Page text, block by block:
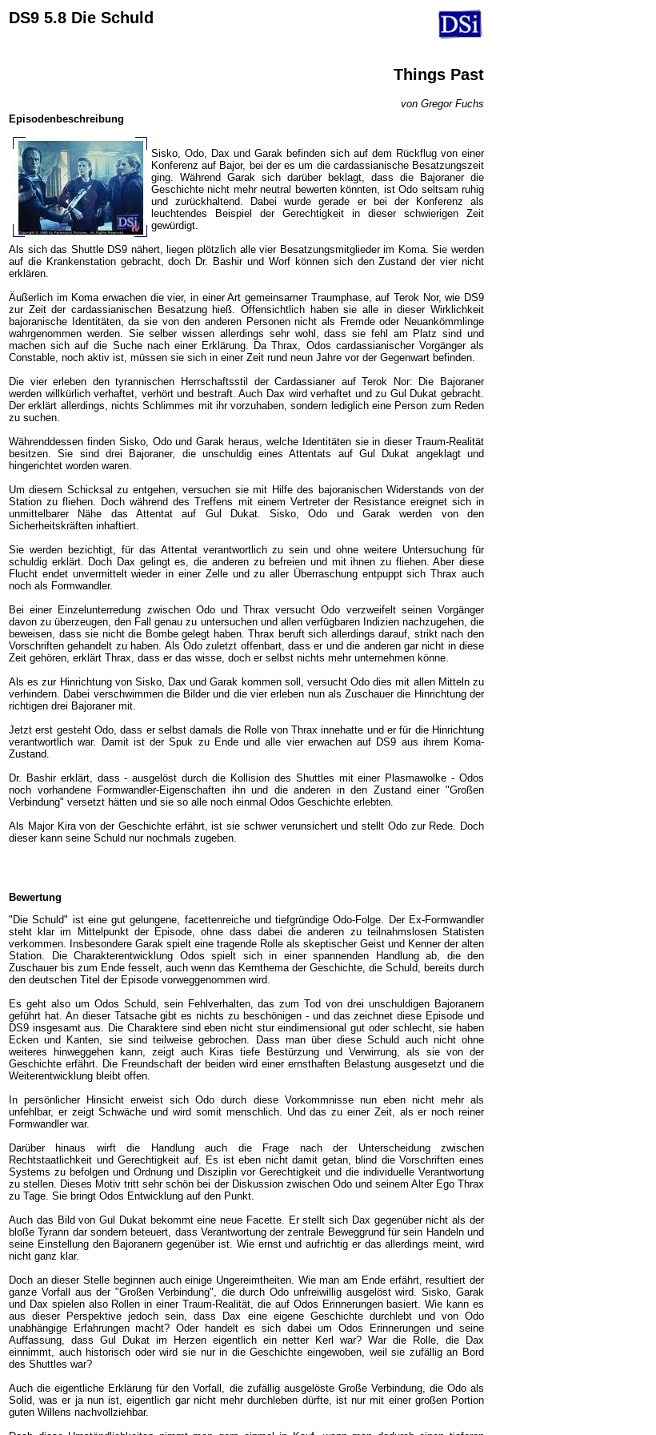
DS9 5.8 Die Schuld
Things Past
von Gregor Fuchs
Episodenbeschreibung
Sisko, Odo, Dax und Garak befinden sich auf dem Rückflug von einer
Konferenz auf Bajor, bei der es um die cardassianische Besatzungszeit
ging. Während Garak sich darüber beklagt, dass die Bajoraner die
Geschichte nicht mehr neutral bewerten könnten, ist Odo seltsam ruhig
und zurückhaltend. Dabei wurde gerade er bei der Konferenz als
leuchtendes Beispiel der Gerechtigkeit in dieser schwierigen Zeit
gewürdigt.
Als sich das Shuttle DS9 nähert, liegen plötzlich alle vier Besatzungsmitglieder im Koma. Sie werden
auf die Krankenstation gebracht, doch Dr. Bashir und Worf können sich den Zustand der vier nicht
erklären.
Äußerlich im Koma erwachen die vier, in einer Art gemeinsamer Traumphase, auf Terok Nor, wie DS9
zur Zeit der cardassianischen Besatzung hieß. Offensichtlich haben sie alle in dieser Wirklichkeit
bajoranische Identitäten, da sie von den anderen Personen nicht als Fremde oder Neuankömmlinge
wahrgenommen werden. Sie selber wissen allerdings sehr wohl, dass sie fehl am Platz sind und
machen sich auf die Suche nach einer Erklärung. Da Thrax, Odos cardassianischer Vorgänger als
Constable, noch aktiv ist, müssen sie sich in einer Zeit rund neun Jahre vor der Gegenwart befinden.
Die vier erleben den tyrannischen Herrschaftsstil der Cardassianer auf Terok Nor: Die Bajoraner
werden willkürlich verhaftet, verhört und bestraft. Auch Dax wird verhaftet und zu Gul Dukat gebracht.
Der erklärt allerdings, nichts Schlimmes mit ihr vorzuhaben, sondern lediglich eine Person zum Reden
zu suchen.
Währenddessen finden Sisko, Odo und Garak heraus, welche Identitäten sie in dieser Traum-Realität
besitzen. Sie sind drei Bajoraner, die unschuldig eines Attentats auf Gul Dukat angeklagt und
hingerichtet worden waren.
Um diesem Schicksal zu entgehen, versuchen sie mit Hilfe des bajoranischen Widerstands von der
Station zu fliehen. Doch während des Treffens mit einem Vertreter der Resistance ereignet sich in
unmittelbarer Nähe das Attentat auf Gul Dukat. Sisko, Odo und Garak werden von den
Sicherheitskräften inhaftiert.
Sie werden bezichtigt, für das Attentat verantwortlich zu sein und ohne weitere Untersuchung für
schuldig erklärt. Doch Dax gelingt es, die anderen zu befreien und mit ihnen zu fliehen. Aber diese
Flucht endet unvermittelt wieder in einer Zelle und zu aller Überraschung entpuppt sich Thrax auch
noch als Formwandler.
Bei einer Einzelunterredung zwischen Odo und Thrax versucht Odo verzweifelt seinen Vorgänger
davon zu überzeugen, den Fall genau zu untersuchen und allen verfügbaren Indizien nachzugehen, die
beweisen, dass sie nicht die Bombe gelegt haben. Thrax beruft sich allerdings darauf, strikt nach den
Vorschriften gehandelt zu haben. Als Odo zuletzt offenbart, dass er und die anderen gar nicht in diese
Zeit gehören, erklärt Thrax, dass er das wisse, doch er selbst nichts mehr unternehmen könne.
Als es zur Hinrichtung von Sisko, Dax und Garak kommen soll, versucht Odo dies mit allen Mitteln zu
verhindern. Dabei verschwimmen die Bilder und die vier erleben nun als Zuschauer die Hinrichtung der
richtigen drei Bajoraner mit.
Jetzt erst gesteht Odo, dass er selbst damals die Rolle von Thrax innehatte und er für die Hinrichtung
verantwortlich war. Damit ist der Spuk zu Ende und alle vier erwachen auf DS9 aus ihrem Koma-
Zustand.
Dr. Bashir erklärt, dass - ausgelöst durch die Kollision des Shuttles mit einer Plasmawolke - Odos
noch vorhandene Formwandler-Eigenschaften ihn und die anderen in den Zustand einer "Großen
Verbindung" versetzt hätten und sie so alle noch einmal Odos Geschichte erlebten.
Als Major Kira von der Geschichte erfährt, ist sie schwer verunsichert und stellt Odo zur Rede. Doch
dieser kann seine Schuld nur nochmals zugeben.
Bewertung
"Die Schuld" ist eine gut gelungene, facettenreiche und tiefgründige Odo-Folge. Der Ex-Formwandler
steht klar im Mittelpunkt der Episode, ohne dass dabei die anderen zu teilnahmslosen Statisten
verkommen. Insbesondere Garak spielt eine tragende Rolle als skeptischer Geist und Kenner der alten
Station. Die Charakterentwicklung Odos spielt sich in einer spannenden Handlung ab, die den
Zuschauer bis zum Ende fesselt, auch wenn das Kernthema der Geschichte, die Schuld, bereits durch
den deutschen Titel der Episode vorweggenommen wird.
Es geht also um Odos Schuld, sein Fehlverhalten, das zum Tod von drei unschuldigen Bajoranern
geführt hat. An dieser Tatsache gibt es nichts zu beschönigen - und das zeichnet diese Episode und
DS9 insgesamt aus. Die Charaktere sind eben nicht stur eindimensional gut oder schlecht, sie haben
Ecken und Kanten, sie sind teilweise gebrochen. Dass man über diese Schuld auch nicht ohne
weiteres hinweggehen kann, zeigt auch Kiras tiefe Bestürzung und Verwirrung, als sie von der
Geschichte erfährt. Die Freundschaft der beiden wird einer ernsthaften Belastung ausgesetzt und die
Weiterentwicklung bleibt offen.
In persönlicher Hinsicht erweist sich Odo durch diese Vorkommnisse nun eben nicht mehr als
unfehlbar, er zeigt Schwäche und wird somit menschlich. Und das zu einer Zeit, als er noch reiner
Formwandler war.
Darüber hinaus wirft die Handlung auch die Frage nach der Unterscheidung zwischen
Rechtstaatlichkeit und Gerechtigkeit auf. Es ist eben nicht damit getan, blind die Vorschriften eines
Systems zu befolgen und Ordnung und Disziplin vor Gerechtigkeit und die individuelle Verantwortung
zu stellen. Dieses Motiv tritt sehr schön bei der Diskussion zwischen Odo und seinem Alter Ego Thrax
zu Tage. Sie bringt Odos Entwicklung auf den Punkt.
Auch das Bild von Gul Dukat bekommt eine neue Facette. Er stellt sich Dax gegenüber nicht als der
bloße Tyrann dar sondern beteuert, dass Verantwortung der zentrale Beweggrund für sein Handeln und
seine Einstellung den Bajoranern gegenüber ist. Wie ernst und aufrichtig er das allerdings meint, wird
nicht ganz klar.
Doch an dieser Stelle beginnen auch einige Ungereimtheiten. Wie man am Ende erfährt, resultiert der
ganze Vorfall aus der "Großen Verbindung", die durch Odo unfreiwillig ausgelöst wird. Sisko, Garak
und Dax spielen also Rollen in einer Traum-Realität, die auf Odos Erinnerungen basiert. Wie kann es
aus dieser Perspektive jedoch sein, dass Dax eine eigene Geschichte durchlebt und von Odo
unabhängige Erfahrungen macht? Oder handelt es sich dabei um Odos Erinnerungen und seine
Auffassung, dass Gul Dukat im Herzen eigentlich ein netter Kerl war? War die Rolle, die Dax
einnimmt, auch historisch oder wird sie nur in die Geschichte eingewoben, weil sie zufällig an Bord
des Shuttles war?
Auch die eigentliche Erklärung für den Vorfall, die zufällig ausgelöste Große Verbindung, die Odo als
Solid, was er ja nun ist, eigentlich gar nicht mehr durchleben dürfte, ist nur mit einer großen Portion
guten Willens nachvollziehbar.